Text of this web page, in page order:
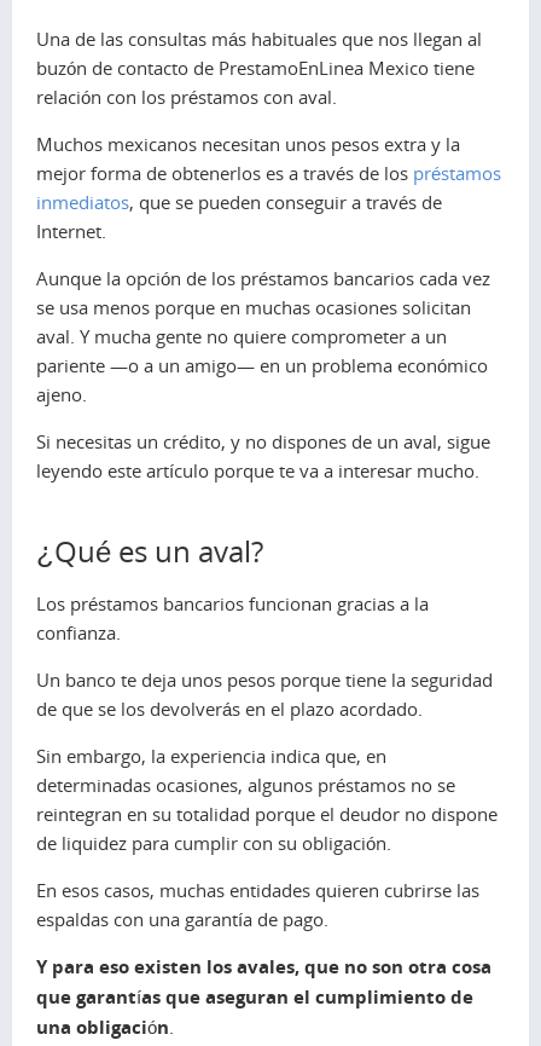
Una de las consultas más habituales que nos llegan al
buzón de contacto de PrestamoEnLinea Mexico tiene
relación con los préstamos con aval.
Muchos mexicanos necesitan unos pesos extra y la
mejor forma de obtenerlos es a través de los préstamos
inmediatos, que se pueden conseguir a través de
Internet.
Aunque la opción de los préstamos bancarios cada vez
se usa menos porque en muchas ocasiones solicitan
aval. Y mucha gente no quiere comprometer a un
pariente —o a un amigo— en un problema económico
ajeno.
Si necesitas un crédito, y no dispones de un aval, sigue
leyendo este artículo porque te va a interesar mucho.
¿Qué es un aval?
Los préstamos bancarios funcionan gracias a la
confianza.
Un banco te deja unos pesos porque tiene la seguridad
de que se los devolverás en el plazo acordado.
Sin embargo, la experiencia indica que, en
determinadas ocasiones, algunos préstamos no se
reintegran en su totalidad porque el deudor no dispone
de liquidez para cumplir con su obligación.
En esos casos, muchas entidades quieren cubrirse las
espaldas con una garantía de pago.
Y para eso existen los avales, que no son otra cosa
que garantías que aseguran el cumplimiento de
una obligación